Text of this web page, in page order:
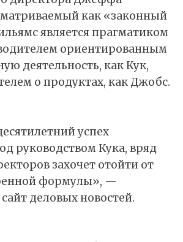
как «законный
является прагматиком
ориентированным
деятельность, как Кук,
о продуктах, как Джобс.
успех
руководством Кука, вряд
захочет отойти от
формулы», —
деловых новостей.